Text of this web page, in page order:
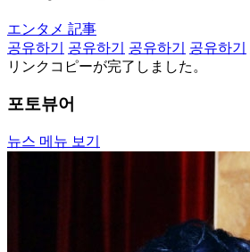
エンタメ 記事
공유하기
공유하기 공유하기 공유하기
リンクコピーが完了しました。
포토뷰어
뉴스 메뉴 보기